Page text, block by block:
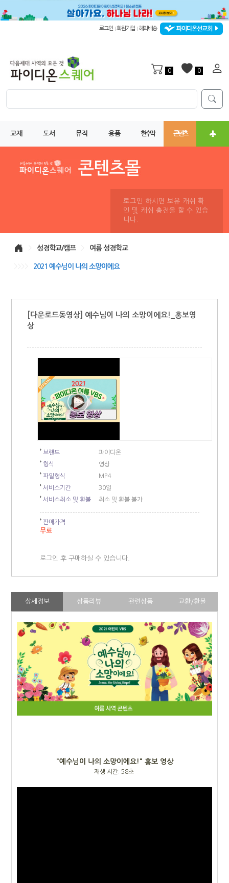
로그인 회원가입 해외배송 파이디온선교회
0 0
교재 도서 뮤직 용품 현수막 콘텐츠
로그인 하시면 보유 캐쉬 확
인 및 캐쉬 충전을 할 수 있습
니다.
성경학교/캠프 여름 성경학교
2021 예수님이 나의 소망이에요
[다운로드동영상] 예수님이 나의 소망이에요!_홍보영
상
브랜드
파이디온
형식
영상
파일형식
MP4
서비스기간
30일
서비스취소 및 환불
취소 및 환불 불가
판매가격
무료
로그인 후 구매하실 수 있습니다.
상세정보 상품리뷰 관련상품 교환/환불
"예수님이 나의 소망이에요!" 홍보 영상
재생 시간: 58초